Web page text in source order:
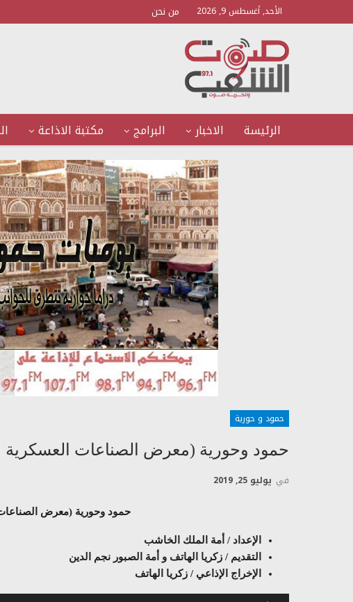
الأحد, أغسطس 9, 2026 من نحن
الرئيسة الاخبار البرامج مكتبة الاذاعة
حمود و حورية
حمود وحورية (معرض الصناعات العسكرية
في يوليو 25, 2019
حمود وحورية (معرض
الإعداد / أمة الملك الخاشب
التقديم / زكريا الهاتف و أمة الصبور نجم الدين
الإخراج الإذاعي / زكريا الهاتف